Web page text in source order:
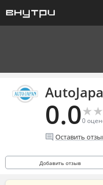
0.0★
★★
★
0
comment Оставить
Добавить отзыв